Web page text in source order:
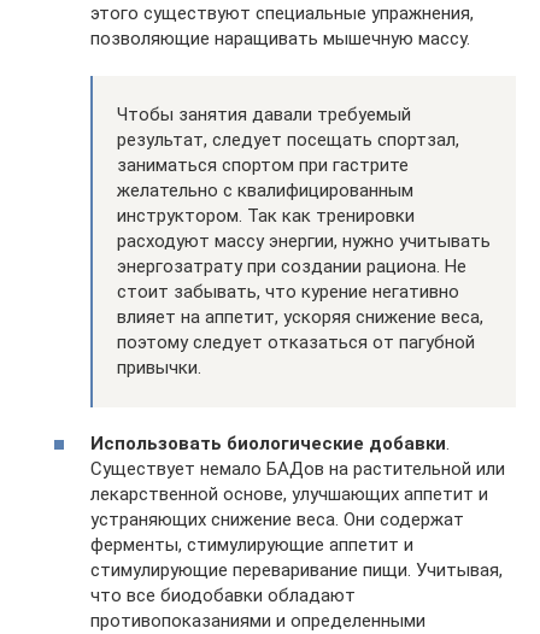
этого существуют специальные упражнения,
позволяющие наращивать мышечную массу.
Чтобы занятия давали требуемый
результат, следует посещать спортзал,
заниматься спортом при гастрите
желательно с квалифицированным
инструктором. Так как тренировки
расходуют массу энергии, нужно учитывать
энергозатрату при создании рациона. Не
стоит забывать, что курение негативно
влияет на аппетит, ускоряя снижение веса,
поэтому следует отказаться от пагубной
привычки.
Использовать биологические добавки.
Существует немало БАДов на растительной или
лекарственной основе, улучшающих аппетит и
устраняющих снижение веса. Они содержат
ферменты, стимулирующие аппетит и
стимулирующие переваривание пищи. Учитывая,
что все биодобавки обладают
противопоказаниями и определенными